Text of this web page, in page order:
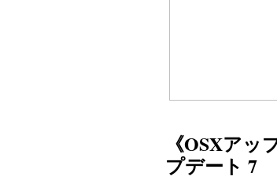
《OSXアッ
プデート 7